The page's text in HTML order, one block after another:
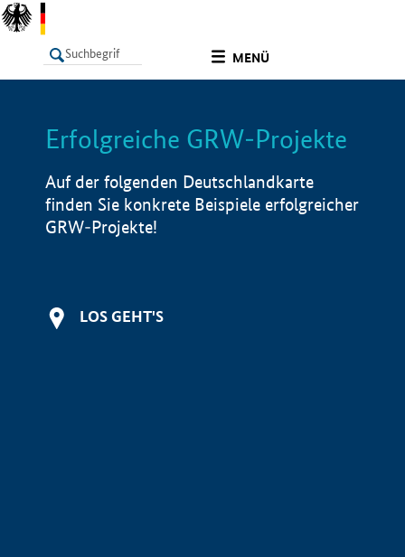
MENÜ
LISTE Info
Erfolgreiche GRW-Projekte
Auf der folgenden Deutschlandkarte
finden Sie konkrete Beispiele erfolgreicher
GRW-Projekte!
LOS GEHT'S